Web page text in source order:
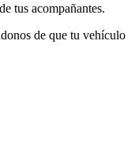
tus acompañantes.
de que tu vehículo